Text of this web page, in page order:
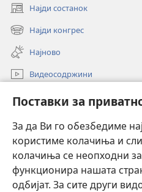
Поставки за
За да Ви го обезбедиме
користиме колачиња и
колачиња се неопходни
функционира нашата
одбијат. За сите други
Најди состанок
(opens
new
window)
Најди конгрес
(opens
new
window)
Најново
Видеосодржини
(opens
new
window)ОНЛАЈН БИБЛИОТЕКА
(opens